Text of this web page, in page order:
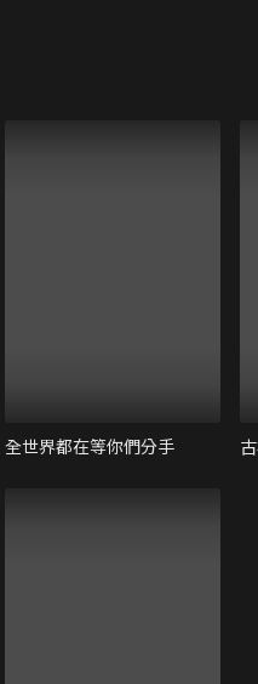
全世界都在等你們分手